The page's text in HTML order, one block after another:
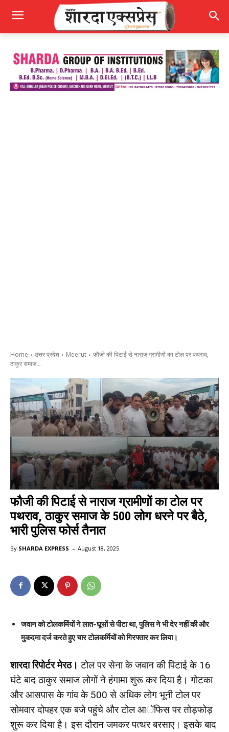
Home उत्तर प्रदेश Meerut
फौजी की पिटाई से नाराज ग्रामीणों का टोल पर पथराव,
ठाकुर समाज...
फौजी की पिटाई से नाराज ग्रामीणों का टोल पर
पथराव, ठाकुर समाज के 500 लोग धरने पर बैठे,
भारी पुलिस फोर्स तैनात
By SHARDA EXPRESS - August 18, 2025
जवान को टोलकर्मियों ने लात-घूसों से पीटा था, पुलिस ने भी देर नहीं की और
मुकदमा दर्ज करते हुए चार टोलकर्मियों को गिरफ्तार कर लिया।
शारदा रिपोर्टर मेरठ। टोल पर सेना के जवान की पिटाई के 16
घंटे बाद ठाकुर समाज लोगों ने हंगामा शुरू कर दिया है। गोटका
और आसपास के गांव के 500 से अधिक लोग भूनी टोल पर
सोमवार दोपहर एक बजे पहुंचे और टोल आॅफिस पर तोड़फोड़
शुरू कर दिया है। इस दौरान जमकर पत्थर बरसाए। इसके बाद